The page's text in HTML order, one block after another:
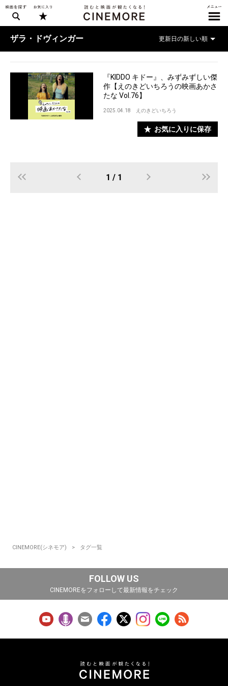
ザラ・ドヴィンガー
『KIDDO キドー』、みずみずしい傑
作【えのきどいちろうの映画あかさ
たな Vol.76】
2025.04.18 えのきどいちろう
お気に入りに保存
1 / 1
CINEMORE(シネモア) タグ一覧
FOLLOW US
CINEMOREをフォローして最新情報をチェック